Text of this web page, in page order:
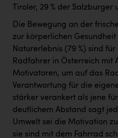
Tiroler, 29 % der Salzburger
Die Bewegung an der
zur körperlichen Gesundheit
Naturerlebnis (79 %) sind
Radfahrer in Österreich mit
Motivatoren, um auf das
Verantwortung für die
stärker verankert als jene
deutlichem Abstand sagt
Umwelt sei die Motivation
sie sind mit dem Fahrrad